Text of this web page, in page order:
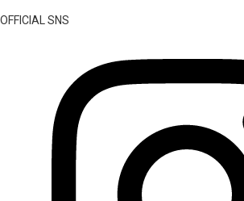
OFFICIAL SNS